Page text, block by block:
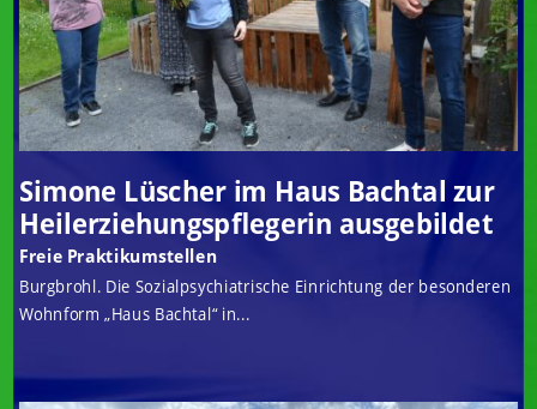
Simone Lüscher im Haus Bachtal zur
Heilerziehungspflegerin ausgebildet
Freie Praktikumstellen
Burgbrohl. Die Sozialpsychiatrische Einrichtung der besonderen
Wohnform „Haus Bachtal“ in...